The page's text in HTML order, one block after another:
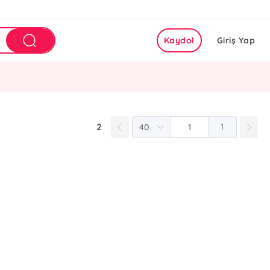
Giriş Yap
Kaydol
2 1